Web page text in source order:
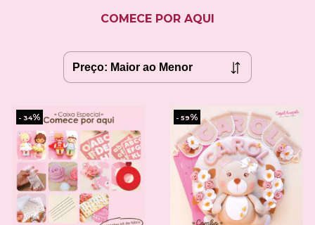
COMECE POR AQUI
- 34% - 59%